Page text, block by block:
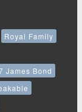
Royal Family
James Bond